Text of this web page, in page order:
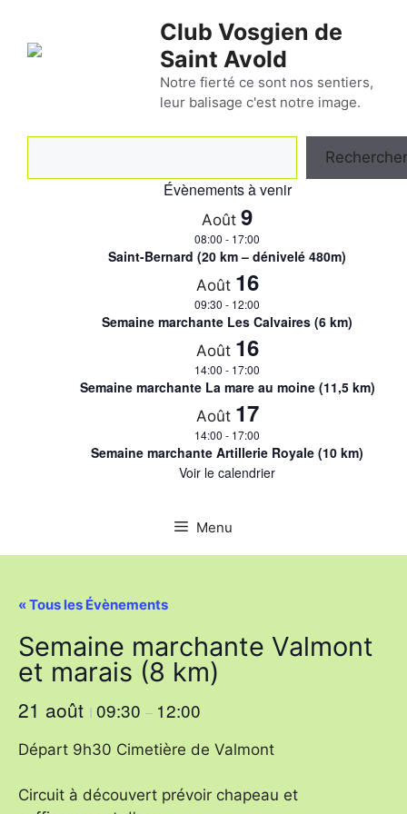
contenu
Club Vosgien de
Saint Avold
Notre fierté ce sont nos sentiers,
leur balisage c'est notre image.
Rechercher
Évènements à venir
Août 9
08:00 - 17:00
Saint-Bernard (20 km – dénivelé 480m)
Août 16
09:30 - 12:00
Semaine marchante Les Calvaires (6 km)
Août 16
14:00 - 17:00
Semaine marchante La mare au moine (11,5 km)
Août 17
14:00 - 17:00
Semaine marchante Artillerie Royale (10 km)
Voir le calendrier
Menu
« Tous les Évènements
Semaine marchante Valmont
et marais (8 km)
21 août I 09:30 – 12:00
Départ 9h30 Cimetière de Valmont
Circuit à découvert prévoir chapeau et